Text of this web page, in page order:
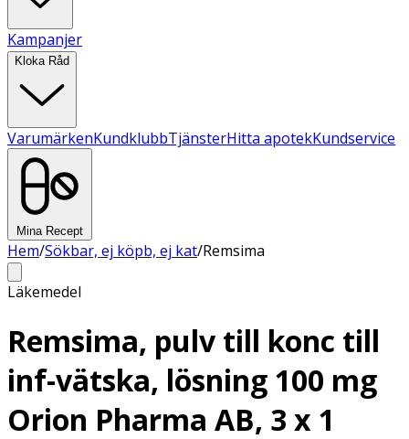
Kampanjer
Kloka Råd
VarumärkenKundklubbTjänsterHitta apotekKundservice
Mina Recept
Hem/Sökbar, ej köpb, ej kat/Remsima
Läkemedel
Remsima, pulv till konc till
inf-vätska, lösning 100 mg
Orion Pharma AB, 3 x 1